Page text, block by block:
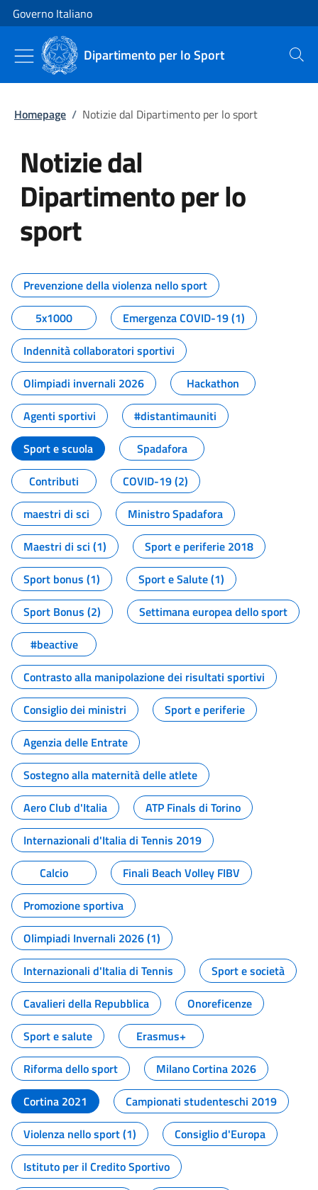
Vai al contenuto
Vai alla navigazione del sito
Governo Italiano
Dipartimento per lo Sport Cerca
Homepage / Notizie dal Dipartimento per lo sport
Notizie dal
Dipartimento per lo
sport
Tutti i contenuti della pagina
Prevenzione della violenza nello sport
5x1000
Emergenza COVID-19 (1)
Indennità collaboratori sportivi
Olimpiadi invernali 2026
Hackathon
Agenti sportivi
#distantimauniti
Sport e scuola
Spadafora
Contributi
COVID-19 (2)
maestri di sci
Ministro Spadafora
Maestri di sci (1)
Sport e periferie 2018
Sport bonus (1)
Sport e Salute (1)
Sport Bonus (2)
Settimana europea dello sport
#beactive
Contrasto alla manipolazione dei risultati sportivi
Consiglio dei ministri
Sport e periferie
Agenzia delle Entrate
Sostegno alla maternità delle atlete
Aero Club d'Italia
ATP Finals di Torino
Internazionali d'Italia di Tennis 2019
Calcio
Finali Beach Volley FIBV
Promozione sportiva
Olimpiadi Invernali 2026 (1)
Internazionali d'Italia di Tennis
Sport e società
Cavalieri della Repubblica
Onoreficenze
Sport e salute
Erasmus+
Riforma dello sport
Milano Cortina 2026
Cortina 2021
Campionati studenteschi 2019
Violenza nello sport (1)
Consiglio d'Europa
Istituto per il Credito Sportivo